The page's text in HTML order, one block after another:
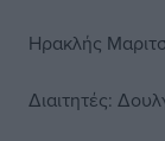
Ηρακλής
Διαιτητές: